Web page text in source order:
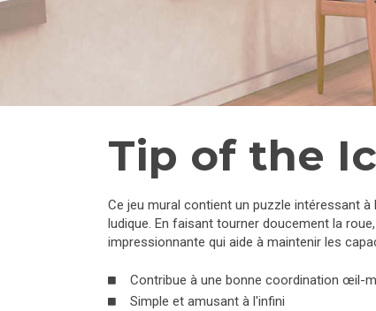
Tip of the
Ce jeu mural contient un puzzle intéressant
ludique. En faisant tourner doucement la
impressionnante qui aide à maintenir les
Contribue à une bonne coordination œil-
Simple et amusant à l'infini